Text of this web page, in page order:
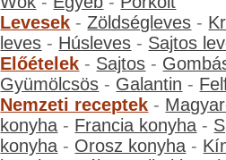
Levesek -Zöldségleves -
leves - Húsleves - Sajtos
Előételek - Sajtos -
Gyümölcsös - Galantin -
Nemzeti receptek -
konyha - Francia konyha -
konyha - Orosz konyha -